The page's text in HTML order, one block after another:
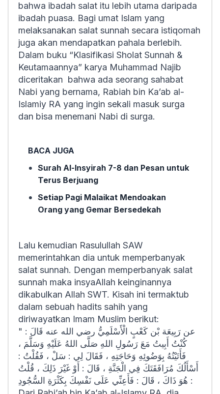
bahwa ibadah salat itu lebih utama daripada
ibadah puasa. Bagi umat Islam yang
melaksanakan salat sunnah secara istiqomah
juga akan mendapatkan pahala berlebih.
Dalam buku “Klasifikasi Sholat Sunnah &
Keutamaannya” karya Muhammad Najib
diceritakan bahwa ada seorang sahabat
Nabi yang bernama, Rabiah bin Ka’ab al-
Islamiy RA yang ingin sekali masuk surga
dan bisa menemani Nabi di surga.
BACA JUGA
Surah Al-Insyirah 7-8 dan Pesan untuk
Terus Berjuang
Setiap Pagi Malaikat Mendoakan
Orang yang Gemar Bersedekah
Lalu kemudian Rasulullah SAW
memerintahkan dia untuk memperbanyak
salat sunnah. Dengan memperbanyak salat
sunnah maka insyaAllah keinginannya
dikabulkan Allah SWT. Kisah ini termaktub
dalam sebuah hadits sahih yang
diriwayatkan Imam Muslim berikut:
عن رَبِيعَة بْن كَعْبٍ الْأَسْلَمِيُّ رضي الله عنه قَالَ : "
كُنْتُ أَبِيتُ مَعَ رَسُولِ اللهِ صَلَّى اللهُ عَلَيْهِ وَسَلَّمَ ،
فَأَتَيْتُهُ بِوَضُوئِهِ وَحَاجَتِهِ ، فَقَالَ لِي : سَلْ ، فَقُلْتُ :
أَسْأَلُكَ مُرَافَقَتَكَ فِي الْجَنَّةِ ، قَالَ : أَوْ غَيْرَ ذَلِكَ ، قُلْتُ
: هُوَ ذَاكَ ، قَالَ : فَأَعِنِّي عَلَى نَفْسِكَ بِكَثْرَةِ السُّجُودِ